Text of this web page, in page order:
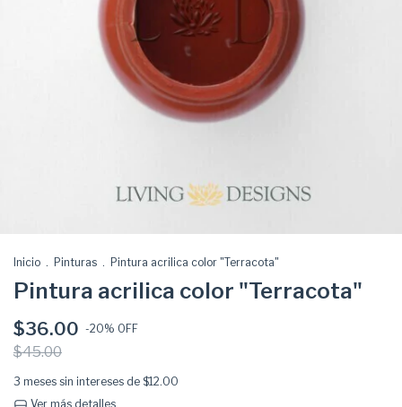
Inicio . Pinturas . Pintura acrilica color "Terracota"
Pintura acrilica color "Terracota"
$36.00 -20% OFF
$45.00
3 meses sin intereses de $12.00
Ver más detalles